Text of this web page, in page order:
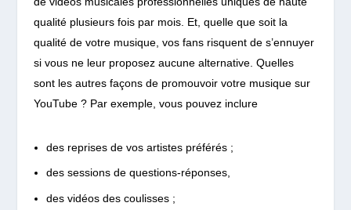
qualité plusieurs fois par mois. Et, quelle que soit la
qualité de votre musique, vos fans risquent de s’ennuyer
si vous ne leur proposez aucune alternative. Quelles
sont les autres façons de promouvoir votre musique sur
YouTube ? Par exemple, vous pouvez inclure
des reprises de vos artistes préférés ;
des sessions de questions-réponses,
des vidéos des coulisses ;